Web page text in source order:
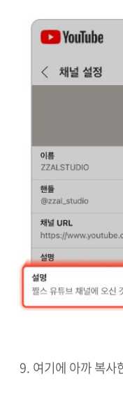
9. 여기에 아까 복사